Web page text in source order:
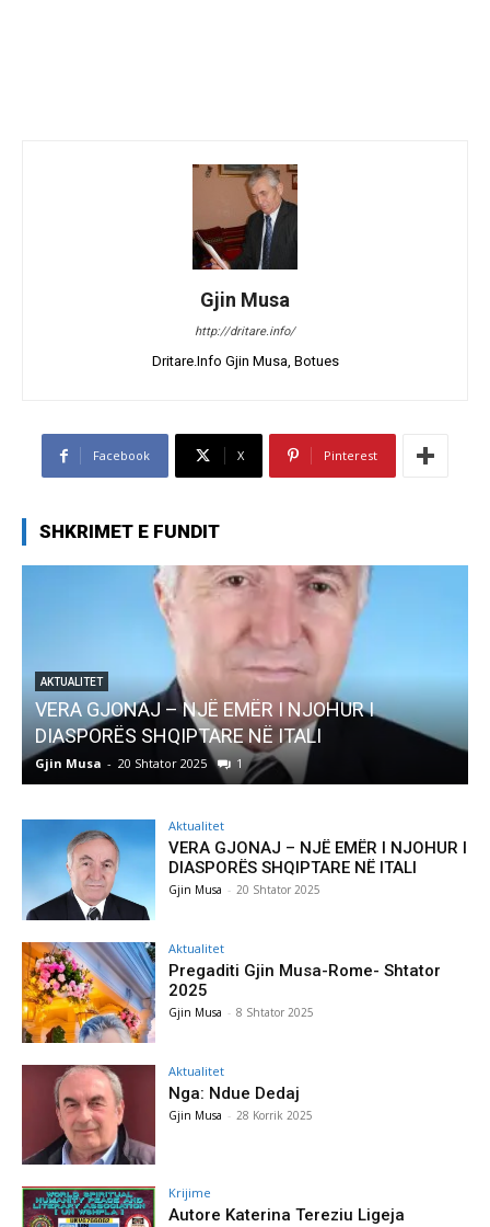
Gjin Musa
http://dritare.info/
Dritare.Info Gjin Musa, Botues
Facebook X Pinterest
SHKRIMET E FUNDIT
AKTUALITET
VERA GJONAJ – NJË EMËR I NJOHUR I
DIASPORËS SHQIPTARE NË ITALI
Gjin Musa - 20 Shtator 2025 1
Aktualitet
VERA GJONAJ – NJË EMËR I NJOHUR I
DIASPORËS SHQIPTARE NË ITALI
Gjin Musa - 20 Shtator 2025
Aktualitet
Pregaditi Gjin Musa-Rome- Shtator
2025
Gjin Musa - 8 Shtator 2025
Aktualitet
Nga: Ndue Dedaj
Gjin Musa - 28 Korrik 2025
Krijime
Autore Katerina Tereziu Ligeja